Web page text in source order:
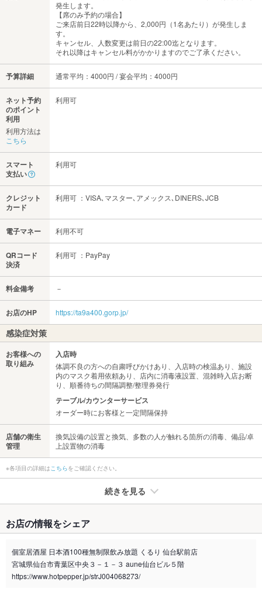
発生します。
【席のみ予約の場合】
ご来店前日22時以降から、2,000円（1名あたり）が発生しま
す。
キャンセル、人数変更は前日の22:00迄となります。
それ以降はキャンセル料がかかりますのでご了承ください。
予算詳細 通常平均：4000円 / 宴会平均：4000円
ネット予約
のポイント
利用
利用方法は
こちら
利用可
スマート
支払い
利用可
クレジット
カード
利用可 ：VISA､マスター､アメックス､DINERS､JCB
電子マネー 利用不可
QRコード
決済
利用可 ：PayPay
料金備考 －
お店のHP https://ta9a400.gorp.jp/
感染症対策
お客様への
取り組み
入店時
体調不良の方への自粛呼びかけあり、入店時の検温あり、施設
内のマスク着用依頼あり、店内に消毒液設置、混雑時入店お断
り、順番待ちの間隔調整/整理券発行
テーブル/カウンターサービス
オーダー時にお客様と一定間隔保持
店舗の衛生
管理
換気設備の設置と換気、多数の人が触れる箇所の消毒、備品/卓
上設置物の消毒
※各項目の詳細は こちらをご確認ください。
続きを見る
禁煙・喫煙
分煙（仕切りあり）
喫煙専用室 なし
お店の情報をシェア
個室居酒屋 日本酒100種無制限飲み放題 くるり 仙台駅前店
宮城県仙台市青葉区中央３－１－３ aune仙台ビル５階
https://www.hotpepper.jp/strJ004068273/